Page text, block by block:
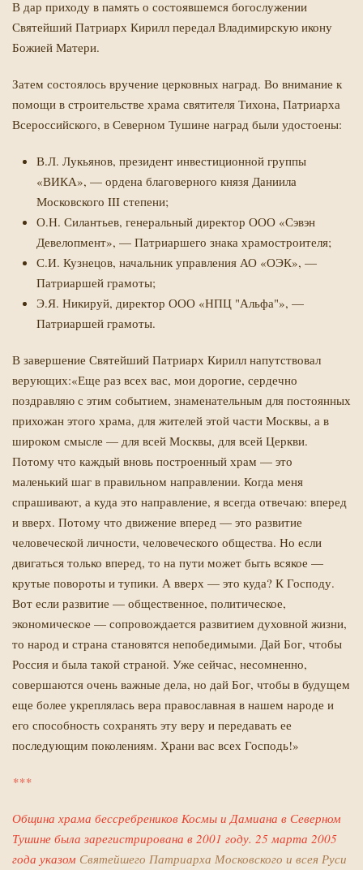
В дар приходу в память о состоявшемся богослужении
Святейший Патриарх Кирилл передал Владимирскую икону
Божией Матери.
Затем состоялось вручение церковных наград. Во внимание к
помощи в строительстве храма святителя Тихона, Патриарха
Всероссийского, в Северном Тушине наград были удостоены:
В.Л. Лукьянов, президент инвестиционной группы
«ВИКА», — ордена благоверного князя Даниила
Московского III степени;
О.Н. Силантьев, генеральный директор ООО «Сэвэн
Девелопмент», — Патриаршего знака храмостроителя;
С.И. Кузнецов, начальник управления АО «ОЭК», —
Патриаршей грамоты;
Э.Я. Никируй, директор ООО «НПЦ "Альфа"», —
Патриаршей грамоты.
В завершение Святейший Патриарх Кирилл напутствовал
верующих:«Еще раз всех вас, мои дорогие, сердечно
поздравляю с этим событием, знаменательным для постоянных
прихожан этого храма, для жителей этой части Москвы, а в
широком смысле — для всей Москвы, для всей Церкви.
Потому что каждый вновь построенный храм — это
маленький шаг в правильном направлении. Когда меня
спрашивают, а куда это направление, я всегда отвечаю: вперед
и вверх. Потому что движение вперед — это развитие
человеческой личности, человеческого общества. Но если
двигаться только вперед, то на пути может быть всякое —
крутые повороты и тупики. А вверх — это куда? К Господу.
Вот если развитие — общественное, политическое,
экономическое — сопровождается развитием духовной жизни,
то народ и страна становятся непобедимыми. Дай Бог, чтобы
Россия и была такой страной. Уже сейчас, несомненно,
совершаются очень важные дела, но дай Бог, чтобы в будущем
еще более укреплялась вера православная в нашем народе и
его способность сохранять эту веру и передавать ее
последующим поколениям. Храни вас всех Господь!»
***
Община храма бессребреников Космы и Дамиана в Северном
Тушине была зарегистрирована в 2001 году. 25 марта 2005
года указом Святейшего Патриарха Московского и всея Руси